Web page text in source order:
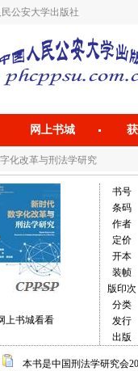
公安大学出版社
网上书城
化改革与刑法学研究
上书城看看
书号
条码
作者
定价
开本
装帧
版印次
分类
发行
出版
本书是中国刑法学研究会